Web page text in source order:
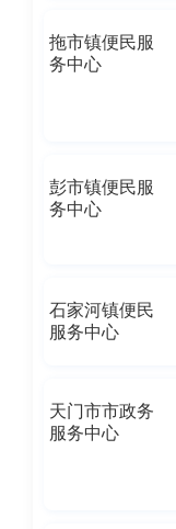
拖市镇便民服
务中心
彭市镇便民服
务中心
石家河镇便民
服务中心
天门市市政务
服务中心